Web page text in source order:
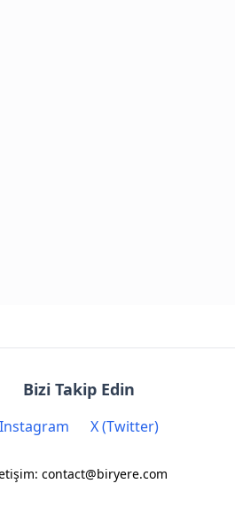
Bizi Takip Edin
Instagram X (Twitter)
contact@biryere.com